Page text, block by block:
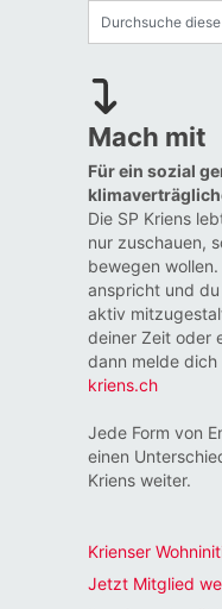
Mach mit
Für ein sozial
Die SP Kriens
nur zuschauen,
bewegen
anspricht und
aktiv
deiner Zeit oder
dann melde
kriens.ch
Jede Form von
einen
Kriens weiter.
Krienser
Jetzt Mitglied